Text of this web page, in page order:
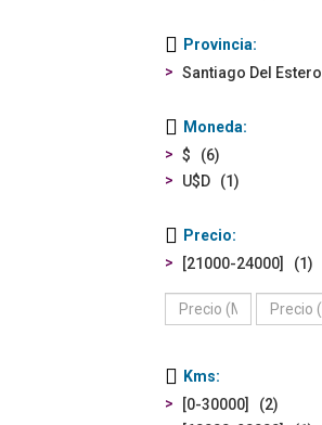
Provincia
Santiago Del Estero
Moneda
$
6
U$D
1
Precio
[21000-24000]
1
Kms
[0-30000]
2